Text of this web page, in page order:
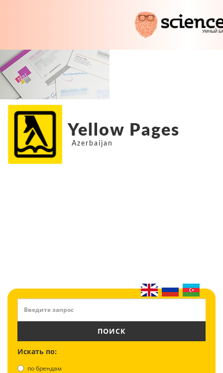
Yellow Pages
Azerbaijan
ПОИСК
Искать по:
по брендам